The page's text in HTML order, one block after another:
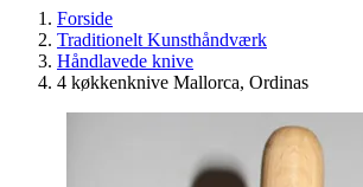
Forside
Traditionelt Kunsthåndværk
Håndlavede knive
4 køkkenknive Mallorca, Ordinas